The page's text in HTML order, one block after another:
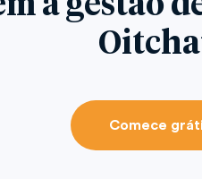
Comece